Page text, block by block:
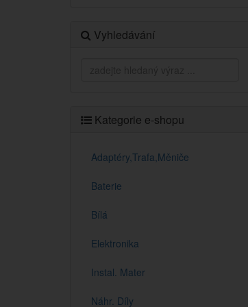
Vyhledávání
Kategorie e-shopu
Adaptéry,Trafa,Měniče
Baterie
Bílá
Elektronika
Instal. Mater
Náhr. Díly